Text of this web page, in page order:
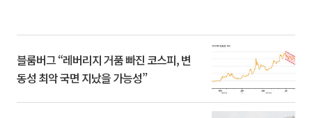
블룸버그 “레버리지 거품 빠진 코스피, 변
동성 최악 국면 지났을 가능성”